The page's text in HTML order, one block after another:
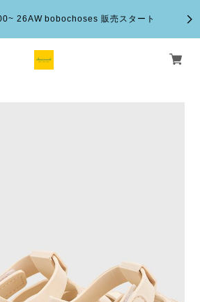
26AW bobochoses 販売スタート